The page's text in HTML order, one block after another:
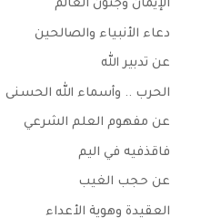
الإيمان وجنون العالم
دعاء الأنبياء والصالحين
عن تدبير الله
الحرب .. وأسماء الله الحسنى
عن مفهوم العلم الشرعي
فاقذفيه في اليم
عن حجب الغيب
العقيدة وهوية الأعداء